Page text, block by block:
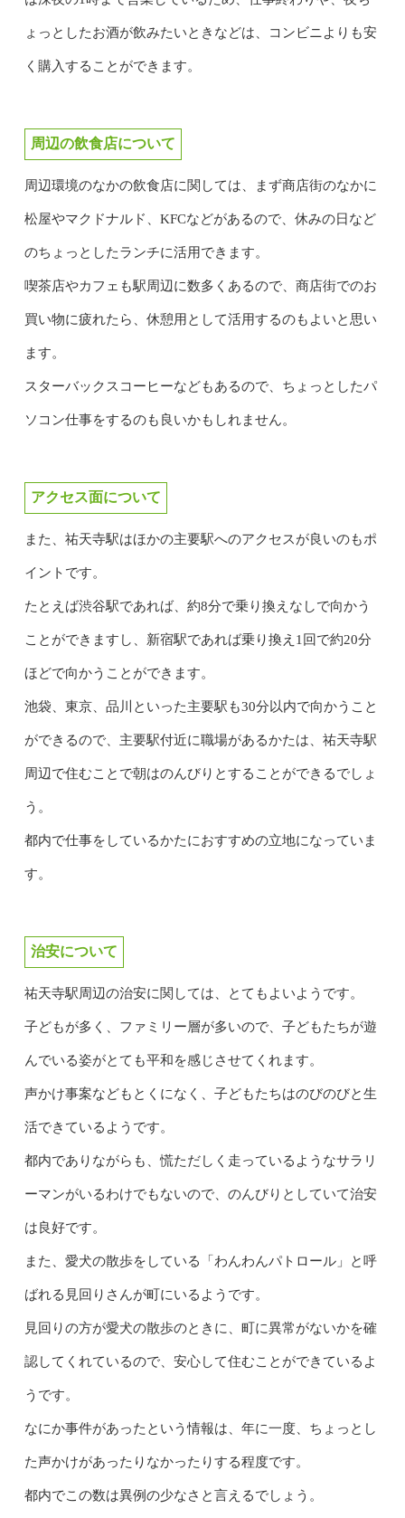
ょっとしたお酒が飲みたいときなどは、コンビニよりも安
く購入することができます。
周辺の飲食店について
周辺環境のなかの飲食店に関しては、まず商店街のなかに
松屋やマクドナルド、KFCなどがあるので、休みの日など
のちょっとしたランチに活用できます。
喫茶店やカフェも駅周辺に数多くあるので、商店街でのお
買い物に疲れたら、休憩用として活用するのもよいと思い
ます。
スターバックスコーヒーなどもあるので、ちょっとしたパ
ソコン仕事をするのも良いかもしれません。
アクセス面について
また、祐天寺駅はほかの主要駅へのアクセスが良いのもポ
イントです。
たとえば渋谷駅であれば、約8分で乗り換えなしで向かう
ことができますし、新宿駅であれば乗り換え1回で約20分
ほどで向かうことができます。
池袋、東京、品川といった主要駅も30分以内で向かうこと
ができるので、主要駅付近に職場があるかたは、祐天寺駅
周辺で住むことで朝はのんびりとすることができるでしょ
う。
都内で仕事をしているかたにおすすめの立地になっていま
す。
治安について
祐天寺駅周辺の治安に関しては、とてもよいようです。
子どもが多く、ファミリー層が多いので、子どもたちが遊
んでいる姿がとても平和を感じさせてくれます。
声かけ事案などもとくになく、子どもたちはのびのびと生
活できているようです。
都内でありながらも、慌ただしく走っているようなサラリ
ーマンがいるわけでもないので、のんびりとしていて治安
は良好です。
また、愛犬の散歩をしている「わんわんパトロール」と呼
ばれる見回りさんが町にいるようです。
見回りの方が愛犬の散歩のときに、町に異常がないかを確
認してくれているので、安心して住むことができているよ
うです。
なにか事件があったという情報は、年に一度、ちょっとし
た声かけがあったりなかったりする程度です。
都内でこの数は異例の少なさと言えるでしょう。